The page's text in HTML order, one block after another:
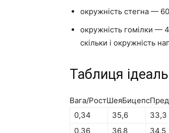
окружність стегна —
окружність гомілки —
скільки і окружність
Таблиця
Вага/
0,34
35,6 33,3
0,36
36,8 34,5